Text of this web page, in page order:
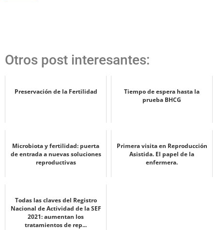
Otros post interesantes:
Preservación de la Fertilidad
Tiempo de espera hasta la
prueba BHCG
Microbiota y fertilidad: puerta
de entrada a nuevas soluciones
reproductivas
Primera visita en Reproducción
Asistida. El papel de la
enfermera.
Todas las claves del Registro
Nacional de Actividad de la SEF
2021: aumentan los
tratamientos de rep...